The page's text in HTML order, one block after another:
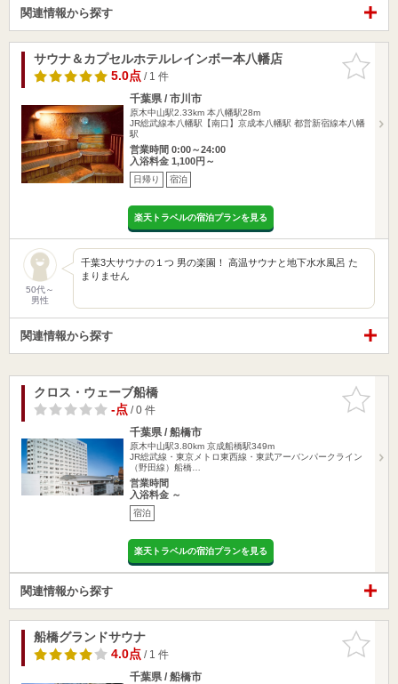
関連情報から探す
お気に入
りに追加
サウナ＆カプセルホテルレインボー本八幡店
5.0点/ 1 件
千葉県 / 市川市
原木中山駅2.33km 本八幡駅28m
JR総武線本八幡駅【南口】京成本八幡駅 都営新宿線本八幡
駅
営業時間 0:00～24:00
入浴料金 1,100円～
日帰り 宿泊
楽天トラベルの宿泊プランを見る
50代～
男性
千葉3大サウナの１つ 男の楽園！ 高温サウナと地下水水風呂 た
まりません
関連情報から探す
お気に入
りに追加
クロス・ウェーブ船橋
-点/ 0 件
千葉県 / 船橋市
原木中山駅3.80km 京成船橋駅349m
JR総武線・東京メトロ東西線・東武アーバンパークライン
（野田線）船橋…
営業時間
入浴料金 ～
宿泊
楽天トラベルの宿泊プランを見る
関連情報から探す
お気に入
りに追加
船橋グランドサウナ
4.0点/ 1 件
千葉県 / 船橋市